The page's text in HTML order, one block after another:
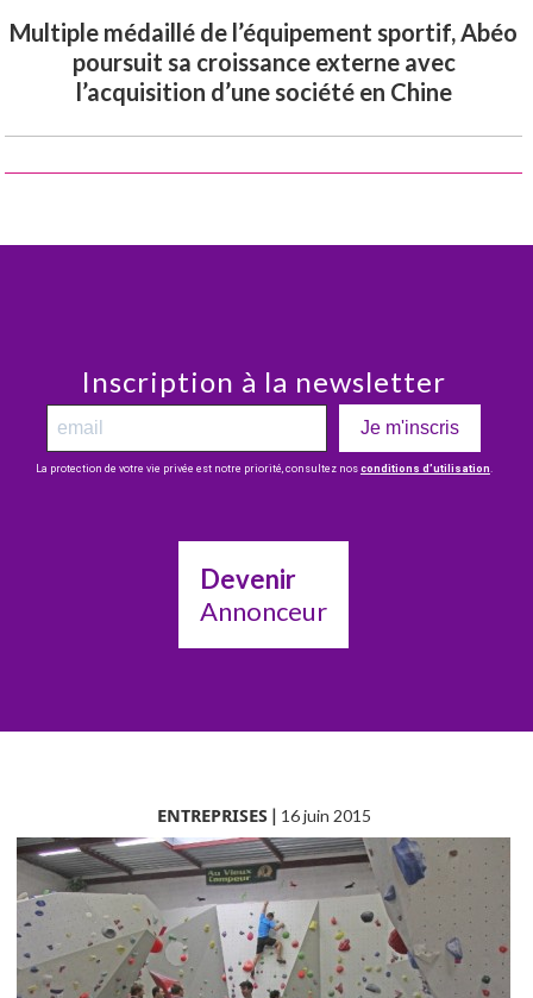
Multiple médaillé de l’équipement sportif, Abéo
poursuit sa croissance externe avec
l’acquisition d’une société en Chine
Inscription à la newsletter
Je m'inscris
La protection de votre vie privée est notre priorité, consultez nos conditions d’utilisation
Devenir
Annonceur
ENTREPRISES| 16 juin 2015